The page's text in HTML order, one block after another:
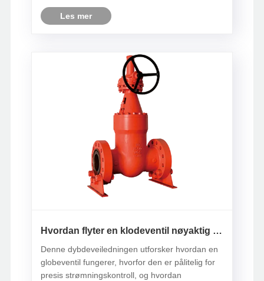
flytende kuleventiler tilbyr denne ventiltypen
overlegen stabilitet, redusert driftsmoment
Les mer
Hvordan flyter en klodeventil nøyaktig i
Denne dybdeveiledningen utforsker hvordan en
globeventil fungerer, hvorfor den er pålitelig for
presis strømningskontroll, og hvordan